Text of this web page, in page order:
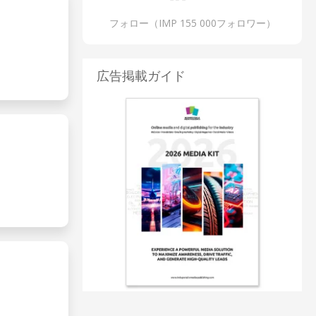
フォロー（IMP 155 000フォロワー）
広告掲載ガイド